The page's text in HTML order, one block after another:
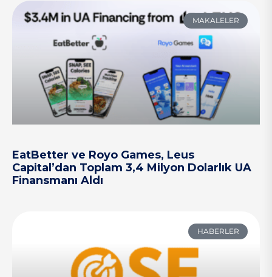
MAKALELER
EatBetter ve Royo Games, Leus
Capital’dan Toplam 3,4 Milyon Dolarlık UA
Finansmanı Aldı
HABERLER